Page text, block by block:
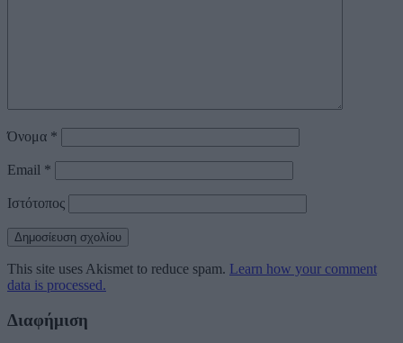
Όνομα *
Email *
Ιστότοπος
This site uses Akismet to reduce spam. Learn how your comment
data is processed.
Διαφήμιση